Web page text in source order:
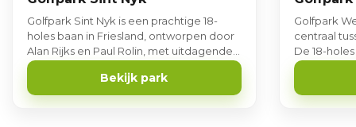
Golfpark Sint Nyk is een prachtige 18-
holes baan in Friesland, ontworpen door
Alan Rijks en Paul Rolin, met uitdagende
holes voor elk niveau.
Bekijk park
Golfpark
centraal
De 18-
groen en
grote